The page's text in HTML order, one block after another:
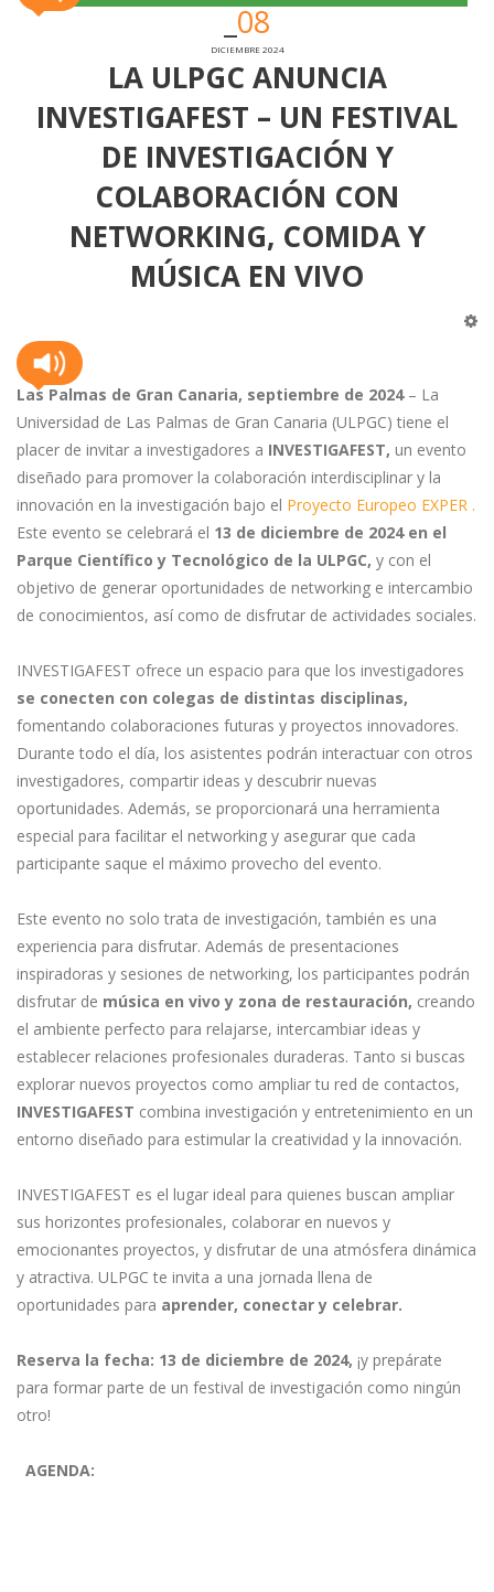
08
DICIEMBRE 2024
LA ULPGC ANUNCIA
INVESTIGAFEST – UN FESTIVAL
DE INVESTIGACIÓN Y
COLABORACIÓN CON
NETWORKING, COMIDA Y
MÚSICA EN VIVO
Las Palmas de Gran Canaria, septiembre de 2024– La
Universidad de Las Palmas de Gran Canaria (ULPGC) tiene el
placer de invitar a investigadores a INVESTIGAFEST, un evento
diseñado para promover la colaboración interdisciplinar y la
innovación en la investigación bajo el Proyecto Europeo EXPER .
Este evento se celebrará el 13 de diciembre de 2024 en el
Parque Científico y Tecnológico de la ULPGC, y con el
objetivo de generar oportunidades de networking e intercambio
de conocimientos, así como de disfrutar de actividades sociales.
INVESTIGAFEST ofrece un espacio para que los investigadores
se conecten con colegas de distintas disciplinas,
fomentando colaboraciones futuras y proyectos innovadores.
Durante todo el día, los asistentes podrán interactuar con otros
investigadores, compartir ideas y descubrir nuevas
oportunidades. Además, se proporcionará una herramienta
especial para facilitar el networking y asegurar que cada
participante saque el máximo provecho del evento.
Este evento no solo trata de investigación, también es una
experiencia para disfrutar. Además de presentaciones
inspiradoras y sesiones de networking, los participantes podrán
disfrutar de música en vivo y zona de restauración, creando
el ambiente perfecto para relajarse, intercambiar ideas y
establecer relaciones profesionales duraderas. Tanto si buscas
explorar nuevos proyectos como ampliar tu red de contactos,
INVESTIGAFEST combina investigación y entretenimiento en un
entorno diseñado para estimular la creatividad y la innovación.
INVESTIGAFEST es el lugar ideal para quienes buscan ampliar
sus horizontes profesionales, colaborar en nuevos y
emocionantes proyectos, y disfrutar de una atmósfera dinámica
y atractiva. ULPGC te invita a una jornada llena de
oportunidades para aprender, conectar y celebrar.
Reserva la fecha: 13 de diciembre de 2024, ¡y prepárate
para formar parte de un festival de investigación como ningún
otro!
AGENDA: